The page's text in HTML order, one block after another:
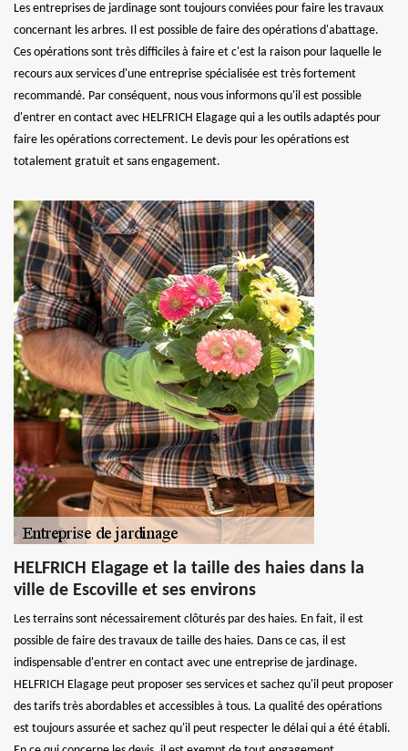
Les entreprises de jardinage sont toujours conviées pour faire les travaux
concernant les arbres. Il est possible de faire des opérations d'abattage.
Ces opérations sont très difficiles à faire et c'est la raison pour laquelle le
recours aux services d'une entreprise spécialisée est très fortement
recommandé. Par conséquent, nous vous informons qu'il est possible
d'entrer en contact avec HELFRICH Elagage qui a les outils adaptés pour
faire les opérations correctement. Le devis pour les opérations est
totalement gratuit et sans engagement.
HELFRICH Elagage et la taille des haies dans la
ville de Escoville et ses environs
Les terrains sont nécessairement clôturés par des haies. En fait, il est
possible de faire des travaux de taille des haies. Dans ce cas, il est
indispensable d'entrer en contact avec une entreprise de jardinage.
HELFRICH Elagage peut proposer ses services et sachez qu'il peut proposer
des tarifs très abordables et accessibles à tous. La qualité des opérations
est toujours assurée et sachez qu'il peut respecter le délai qui a été établi.